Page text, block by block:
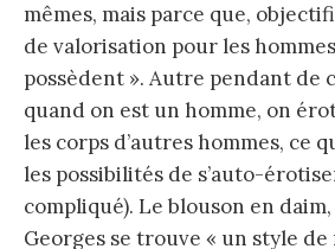
mêmes, mais parce que,
de valorisation pour les
possèdent ». Autre pendant de
quand on est un homme, on
les corps d’autres hommes, ce
les possibilités de s’auto-
compliqué). Le blouson en
Georges se trouve « un style